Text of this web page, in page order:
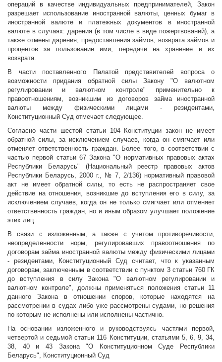
операций в качестве индивидуальных предпринимателей, Закон
разрешает использование иностранной валюты, ценных бумаг в
иностранной валюте и платежных документов в иностранной
валюте в случаях: дарения (в том числе в виде пожертвований), а
также отмены дарения; предоставления займов, возврата займов и
процентов за пользование ими; передачи на хранение и их
возврата.
В части поставленного Палатой представителей вопроса о
возможности придания обратной силы Закону "О валютном
регулировании и валютном контроле" применительно к
правоотношениям, возникшим из договоров займа иностранной
валюты между физическими лицами - резидентами,
Конституционный Суд отмечает следующее.
Согласно части шестой статьи 104 Конституции закон не имеет
обратной силы, за исключением случаев, когда он смягчает или
отменяет ответственность граждан. Более того, в соответствии с
частью первой статьи 67 Закона "О нормативных правовых актах
Республики Беларусь" (Национальный реестр правовых актов
Республики Беларусь, 2000 г., № 7, 2/136) нормативный правовой
акт не имеет обратной силы, то есть не распространяет свое
действие на отношения, возникшие до вступления его в силу, за
исключением случаев, когда он не только смягчает или отменяет
ответственность граждан, но и иным образом улучшает положение
этих лиц.
В связи с изложенным, а также с учетом противоречивости,
неопределенности норм, регулировавших правоотношения по
договорам займа иностранной валюты между физическими лицами
- резидентами, Конституционный Суд считает, что к указанным
договорам, заключенным в соответствии с пунктом 3 статьи 760 ГК
до вступления в силу Закона "О валютном регулировании и
валютном контроле", должны применяться положения статьи 11
данного Закона в отношении споров, которые находятся на
рассмотрении в судах либо уже рассмотрены судами, но решения
по которым не исполнены или исполнены частично.
На основании изложенного и руководствуясь частями первой,
четвертой и седьмой статьи 116 Конституции, статьями 5, 6, 9, 34,
38, 40 и 43 Закона "О Конституционном Суде Республики
Беларусь", Конституционный Суд